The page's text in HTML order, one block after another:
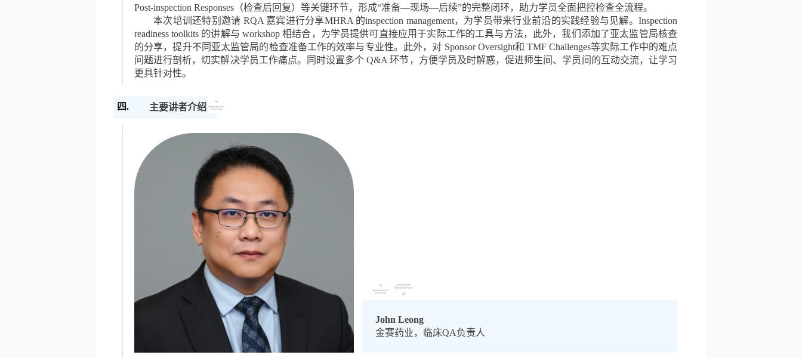
Post-inspection Responses（检查后回复）等关键环节，形成“准备—现场—后续”的完整闭环，助力学员全面把控检查全流程。
本次培训还特别邀请 RQA 嘉宾进行分享MHRA 的inspection management，为学员带来行业前沿的实践经验与见解。Inspection
readiness toolkits 的讲解与 workshop 相结合，为学员提供可直接应用于实际工作的工具与方法，
此外，我们添加了亚太监管局核查
的分享，提升不同亚太监管局的检查准备工作的效率与专业性。此外，对 Sponsor Oversight和 TMF Challenges等实际工作中的难点
问题进行剖析，切实解决学员工作痛点。同时设置多个 Q&A 环节，方便学员及时解惑，促进师生间、学员间的互动交流，让学习
更具针对性。
四. 主要讲者介绍
John Leong
金赛药业，临床QA负责人